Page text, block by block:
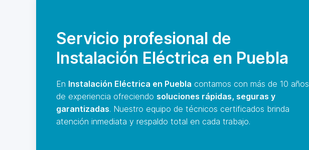
Servicio profesional de
Instalación Eléctrica en Puebla
En Instalación Eléctrica en Puebla contamos con más de 10 años
de experiencia ofreciendo soluciones rápidas, seguras y
garantizadas. Nuestro equipo de técnicos certificados brinda
atención inmediata y respaldo total en cada trabajo.